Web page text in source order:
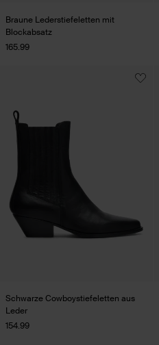
Braune Lederstiefeletten mit
Blockabsatz
165.99
Schwarze Cowboystiefeletten aus
Leder
154.99